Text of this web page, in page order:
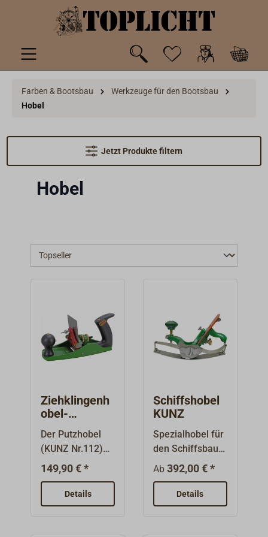
springen
Farben & Bootsbau
Werkzeuge für den Bootsbau
Hobel
Jetzt Produkte filtern
Hobel
Ziehklingenh
obel-
Putzhobel
KUNZ Nr.112
Der Putzhobel
(KUNZ Nr.112)
mit Knauf und
Handgriff und
einstellbarem
Anstellwinkel
149,90 € *
Details
Schiffshobel
KUNZ
Spezialhobel für
den Schiffsbau.
Die flexible
Stahlsohle ist
mit dem
Handknauf
Ab 392,00 € *
Details